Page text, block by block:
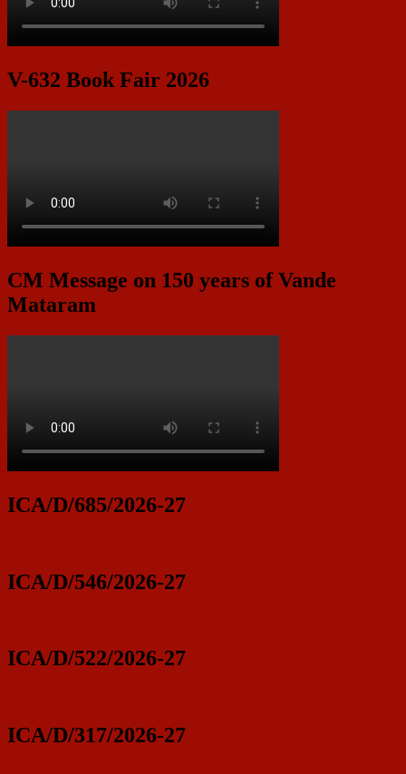
V-632 Book Fair 2026
CM Message on 150 years of Vande
Mataram
ICA/D/685/2026-27
ICA/D/546/2026-27
ICA/D/522/2026-27
ICA/D/317/2026-27